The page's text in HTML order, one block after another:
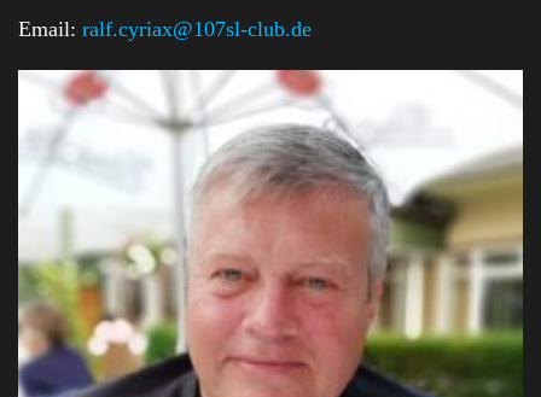
Email: ralf.cyriax@107sl-club.de